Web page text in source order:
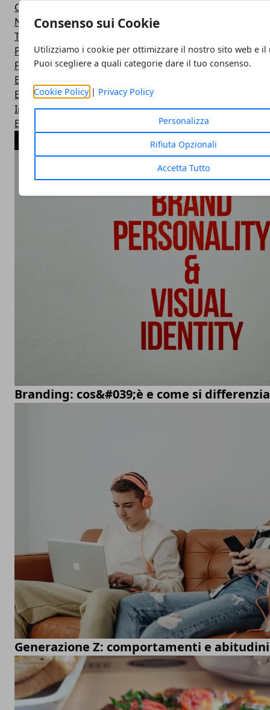
Consenso sui Cookie
Utilizziamo i cookie per ottimizzare il nostro sito web e il
Puoi scegliere a quali categorie dare il tuo consenso.
Cookie Policy| Privacy Policy
Personalizza
Rifiuta Opzionali
Accetta Tutto
Consigli e guide
Notizie
Trending Web
Pizza e dintorni
Food
Business
Eventi
Innovazione
Brand
Branding: cos&#039;è e come si
Generazione Z: comportamenti e